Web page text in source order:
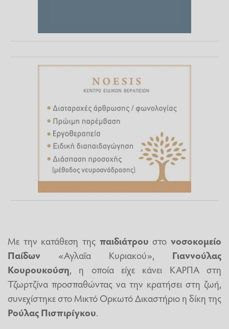
Με την κατάθεση της παιδιάτρου στονοσοκομείο
Παίδων «Αγλαΐα Κυριακού», Γιαννούλας
Κουρουκούση, η οποία είχε κάνει ΚΑΡΠΑ στη
Τζωρτζίνα προσπαθώντας να την κρατήσει στη ζωή,
συνεχίστηκε στο Μικτό Ορκωτό Δικαστήριο η δίκη της
Ρούλας Πισπιρίγκου.